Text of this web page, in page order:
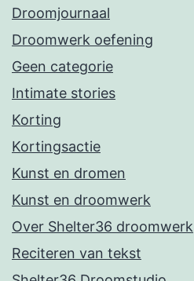
Droomjournaal
Droomwerk oefening
Geen categorie
Intimate stories
Korting
Kortingsactie
Kunst en dromen
Kunst en droomwerk
Over Shelter36 droomwerk
Reciteren van tekst